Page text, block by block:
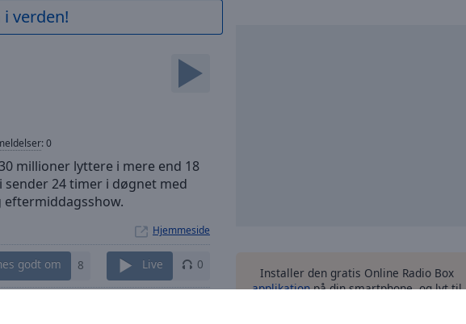
verden!
:0
millioner lyttere i mere end 18
sender 24 timer i døgnet med
eftermiddagsshow.
Hjemmeside
godt om 8 Live 0
Installer den gratis Online Radio Box
applikationpå din smartphone, og lyt til